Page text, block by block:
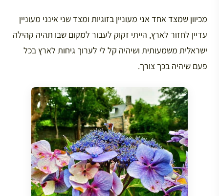
מכיוון שמצד אחד אני מעוניין בזוגיות ומצד שני אינני מעוניין
עדיין לחזור לארץ, הייתי זקוק לעבור למקום שבו תהיה קהילה
ישראלית משמעותית ושיהיה קל לי לערוך גיחות לארץ בכל
פעם שיהיה בכך צורך.